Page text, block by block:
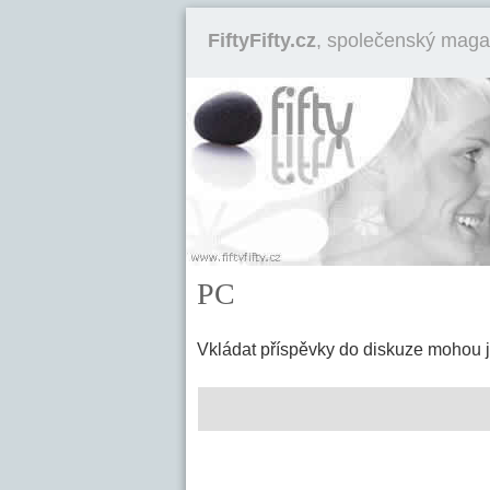
FiftyFifty.cz, společenský
PC
Vkládat příspěvky do diskuze mohou